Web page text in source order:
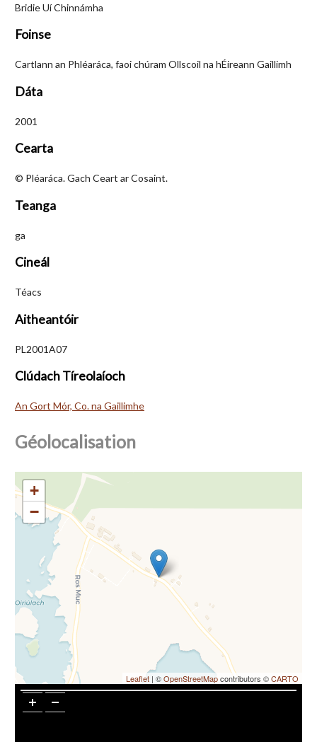
Bridie Uí Chinnámha
Foinse
Cartlann an Phléaráca, faoi chúram Ollscoil na hÉireann Gaillimh
Dáta
2001
Cearta
© Pléaráca. Gach Ceart ar Cosaint.
Teanga
ga
Cineál
Téacs
Aitheantóir
PL2001A07
Clúdach Tíreolaíoch
An Gort Mór, Co. na Gaillimhe
Géolocalisation
+
−
Leaflet | ©OpenStreetMapcontributors ©CARTO